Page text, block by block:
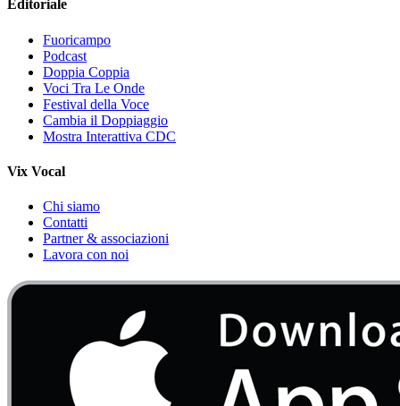
Editoriale
Fuoricampo
Podcast
Doppia Coppia
Voci Tra Le Onde
Festival della Voce
Cambia il Doppiaggio
Mostra Interattiva CDC
Vix Vocal
Chi siamo
Contatti
Partner & associazioni
Lavora con noi